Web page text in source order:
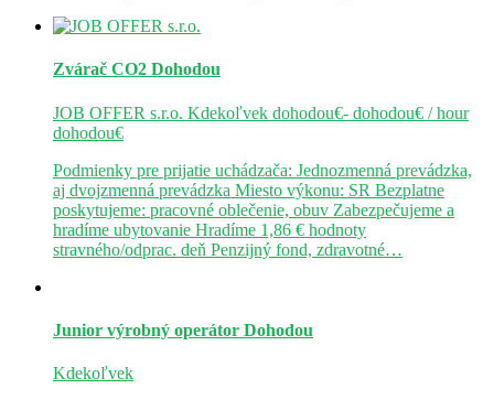
Zvárač CO2 Dohodou
JOB OFFER s.r.o. Kdekoľvek dohodou€- dohodou€ / hour
dohodou€
Podmienky pre prijatie uchádzača: Jednozmenná prevádzka,
aj dvojzmenná prevádzka Miesto výkonu: SR Bezplatne
poskytujeme: pracovné oblečenie, obuv Zabezpečujeme a
hradíme ubytovanie Hradíme 1,86 € hodnoty
stravného/odprac. deň Penzijný fond, zdravotné…
Junior výrobný operátor Dohodou
Kdekoľvek